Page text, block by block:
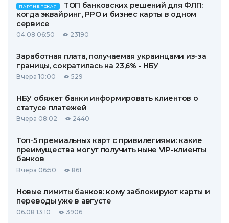
ПАРТНЕРСКАЯ
ТОП банковских решений для ФЛП:
когда эквайринг, РРО и бизнес карты в одном
сервисе
04.08 06:50 23190
Заработная плата, получаемая украинцами из-за
границы, сократилась на 23,6% - НБУ
Вчера 10:00 529
НБУ обяжет банки информировать клиентов о
статусе платежей
Вчера 08:02 2440
Топ-5 премиальных карт с привилегиями: какие
преимущества могут получить ныне VIP-клиенты
банков
Вчера 06:50 861
Новые лимиты банков: кому заблокируют карты и
переводы уже в августе
06.08 13:10 3906